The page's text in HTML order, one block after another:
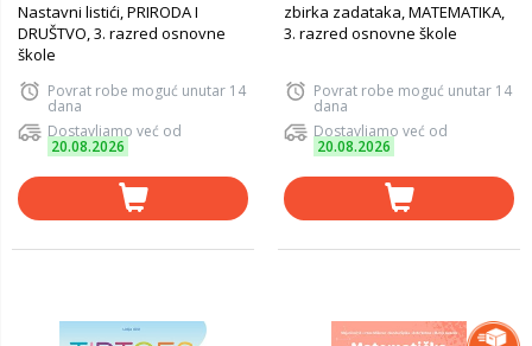
Nastavni listići, PRIRODA I
DRUŠTVO, 3. razred osnovne
škole
Povrat robe moguć unutar 14
dana
Dostavljamo već od
20.08.2026
zbirka zadataka, MATEMATIKA,
3. razred osnovne škole
Povrat robe moguć unutar 14
dana
Dostavljamo već od
20.08.2026